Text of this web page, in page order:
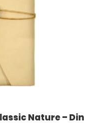
Nature – Din